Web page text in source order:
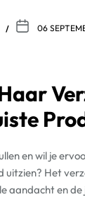
06
en wil je
uitzien? Het
aandacht en